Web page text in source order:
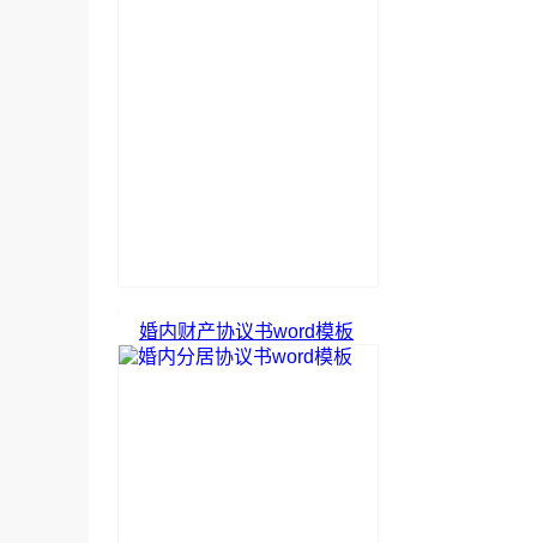
婚内财产协议书word模板